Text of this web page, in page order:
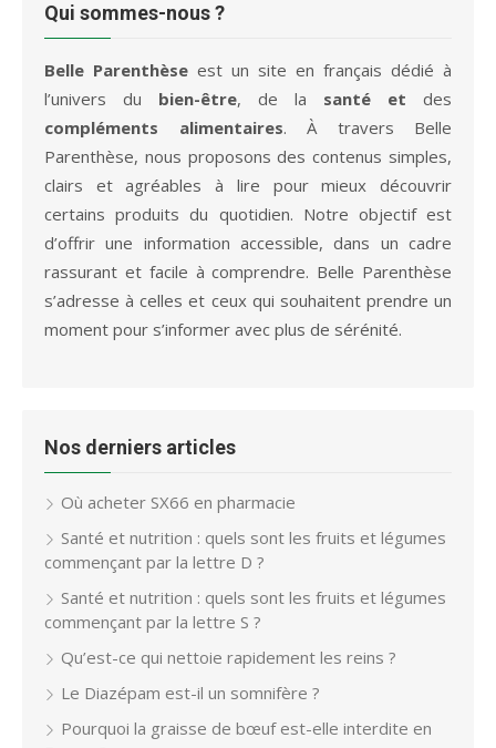
Qui sommes-nous ?
Belle Parenthèse est un site en français dédié à
l’univers du bien-être, de la santé et des
compléments alimentaires. À travers Belle
Parenthèse, nous proposons des contenus simples,
clairs et agréables à lire pour mieux découvrir
certains produits du quotidien. Notre objectif est
d’offrir une information accessible, dans un cadre
rassurant et facile à comprendre. Belle Parenthèse
s’adresse à celles et ceux qui souhaitent prendre un
moment pour s’informer avec plus de sérénité.
Nos derniers articles
Où acheter SX66 en pharmacie
Santé et nutrition : quels sont les fruits et légumes
commençant par la lettre D ?
Santé et nutrition : quels sont les fruits et légumes
commençant par la lettre S ?
Qu’est-ce qui nettoie rapidement les reins ?
Le Diazépam est-il un somnifère ?
Pourquoi la graisse de bœuf est-elle interdite en